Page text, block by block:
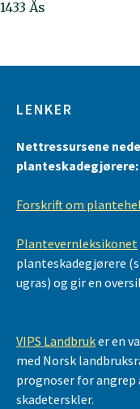
1433 Ås
LENKER
Nettressursene
planteskadegjørere:
Forskrift om
Plantevernleksikonet
planteskadegjørere
ugras) og gir en
VIPS Landbruker en
med Norsk
prognoser for
skadeterskler.